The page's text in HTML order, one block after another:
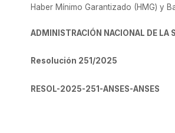
Haber Mínimo Garantizado (HMG) y
ADMINISTRACIÓN NACIONAL DE LA
Resolución 251/2025
RESOL-2025-251-ANSES-ANSES